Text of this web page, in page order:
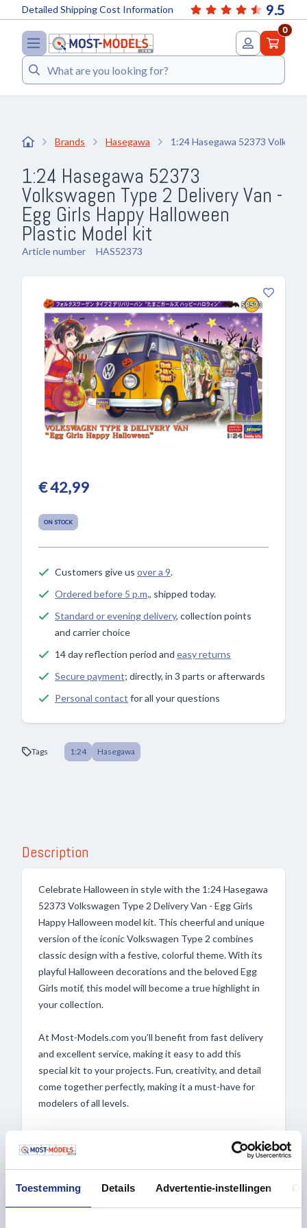
Toestemming Details Advertentie-instellingen
9.5
Detailed Shipping Cost Information
0
Search
Brands Hasegawa 1:24 Hasegawa 52373
1:24 Hasegawa 52373
Volkswagen Type 2 Delivery Van -
Egg Girls Happy Halloween
Plastic Model kit
Article number HAS52373
€ 42,99
ON STOCK
Customers give us over a 9.
Ordered before 5 p.m., shipped today.
Standard or evening delivery, collection points
and carrier choice
14 day reflection period and easy returns
Secure payment; directly, in 3 parts or afterwards
Personal contact for all your questions
Tags 1:24 Hasegawa
Description
Celebrate Halloween in style with the 1:24 Hasegawa
52373 Volkswagen Type 2 Delivery Van - Egg Girls
Happy Halloween model kit. This cheerful and unique
version of the iconic Volkswagen Type 2 combines
classic design with a festive, colorful theme. With its
playful Halloween decorations and the beloved Egg
Girls motif, this model will become a true highlight in
your collection.
At Most-Models.com you’ll benefit from fast delivery
and excellent service, making it easy to add this
special kit to your projects. Fun, creativity, and detail
come together perfectly, making it a must-have for
modelers of all levels.
– Scale: 1:24
– Model number: 52373
– Length when completed: approx. 18 cm